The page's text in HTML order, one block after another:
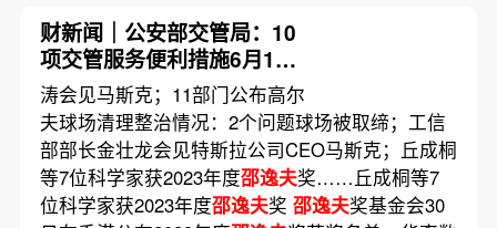
财新闻｜公安部交管局：10
项交管服务便利措施6月1日
起实施
涛会见马斯克；11部门公布高尔
夫球场清理整治情况：2个问题球场被取缔；工信
部部长金壮龙会见特斯拉公司CEO马斯克；丘成桐
等7位科学家获2023年度邵逸夫奖……丘成桐等7
位科学家获2023年度邵逸夫奖 邵逸夫奖基金会30